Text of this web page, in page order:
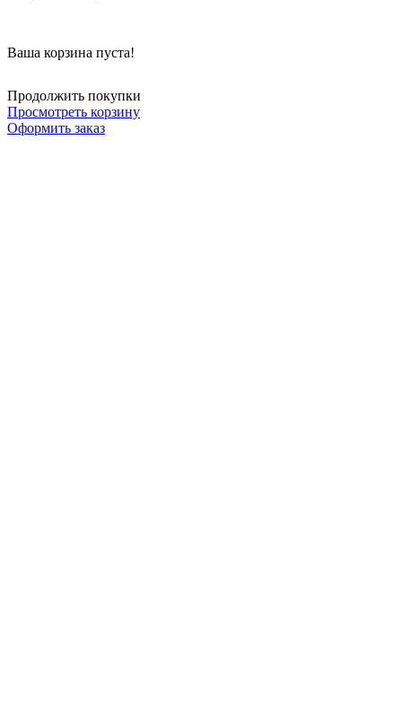
Ваша корзина пуста!
Продолжить покупки
Просмотреть корзину
Оформить заказ